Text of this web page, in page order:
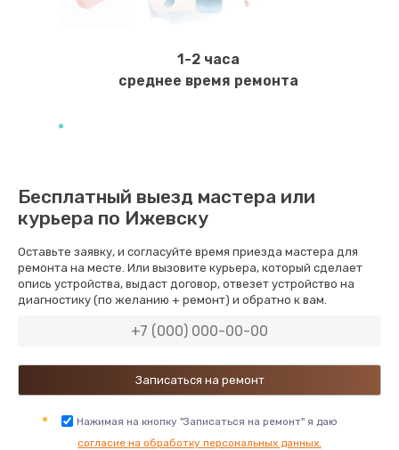
750 руб.
Заказать
Износ щёток электродвигателя
800 руб.
Заказать
Забит клапан пар/вода
Заказать
Замена прокладок, хомутов, скобок, колец
400 руб.
1-2 часа
среднее время ремонта
Бесплатный выезд мастера или
курьера по Ижевску
Оставьте заявку, и согласуйте время приезда мастера для
ремонта на месте. Или вызовите курьера, который сделает
опись устройства, выдаст договор, отвезет устройство на
диагностику (по желанию + ремонт) и обратно к вам.
Нажимая на кнопку "Записаться на ремонт" я даю
согласие на обработку персональных данных.